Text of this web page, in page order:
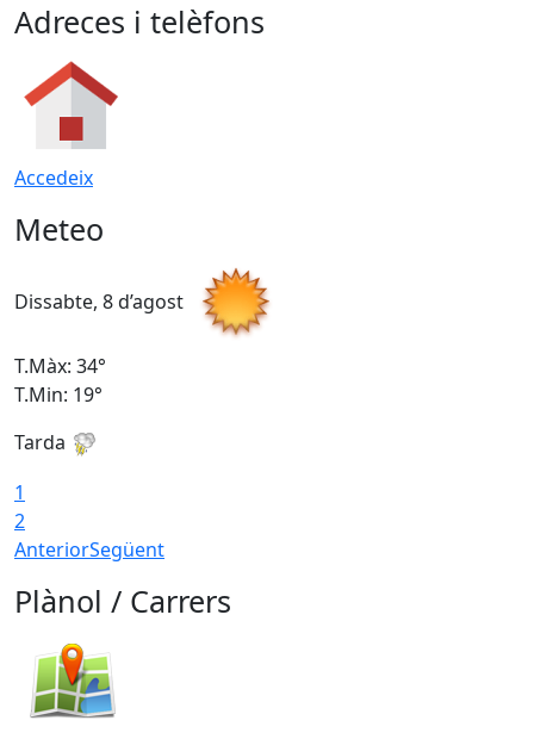
Adreces i telèfons
Accedeix
Meteo
Dissabte, 8 d’agost
T.Màx: 34°
T.Min: 19°
Tarda
1
2
AnteriorSegüent
Plànol / Carrers